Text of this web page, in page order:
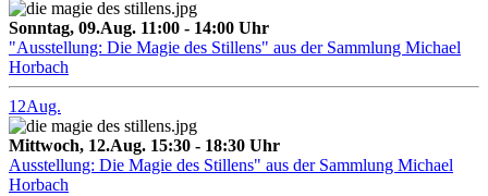
Sonntag, 09.Aug. 11:00 - 14:00 Uhr
"Ausstellung: Die Magie des Stillens" aus der Sammlung Michael
Horbach
12Aug.
Mittwoch, 12.Aug. 15:30 - 18:30 Uhr
Ausstellung: Die Magie des Stillens" aus der Sammlung Michael
Horbach